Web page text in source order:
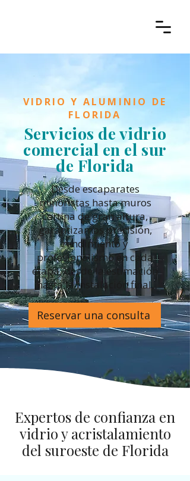
VIDRIO Y ALUMINIO DE
FLORIDA
Servicios de vidrio
comercial en el sur
de Florida
Desde escaparates
minoristas hasta muros
cortina de gran altura,
garantizamos precisión,
rendimiento y
profesionalismo en cada
etapa, desde la estimación
hasta la instalación final.
Reservar una consulta
Expertos de confianza en
vidrio y acristalamiento
del suroeste de Florida